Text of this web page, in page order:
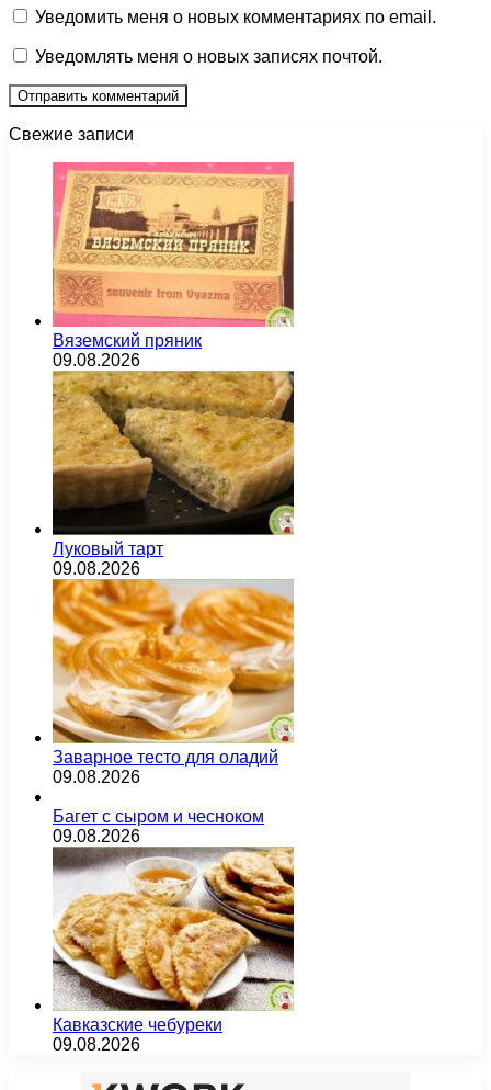
Уведомить меня о новых комментариях по email.
Уведомлять меня о новых записях почтой.
Свежие записи
Вяземский пряник
09.08.2026
Луковый тарт
09.08.2026
Заварное тесто для оладий
09.08.2026
Багет с сыром и чесноком
09.08.2026
Кавказские чебуреки
09.08.2026